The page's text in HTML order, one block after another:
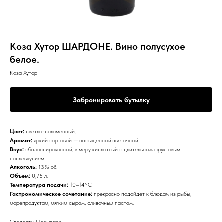
Коза Хутор ШАРДОНЕ. Вино полусухое
белое.
Коза Хутор
Забронировать бутылку
Цвет: светло-соломенный.
Аромат: яркий сортовой — насыщенный цветочный.
Вкус: сбалансированный, в меру кислотный с длительным фруктовым
послевкусием.
Алкоголь: 13% об.
Объем: 0,75 л.
Температура подачи: 10–14°С
Гастрономическое сочетание: прекрасно подойдет к блюдам из рыбы,
морепродуктам, мягким сырам, сливочным пастам.